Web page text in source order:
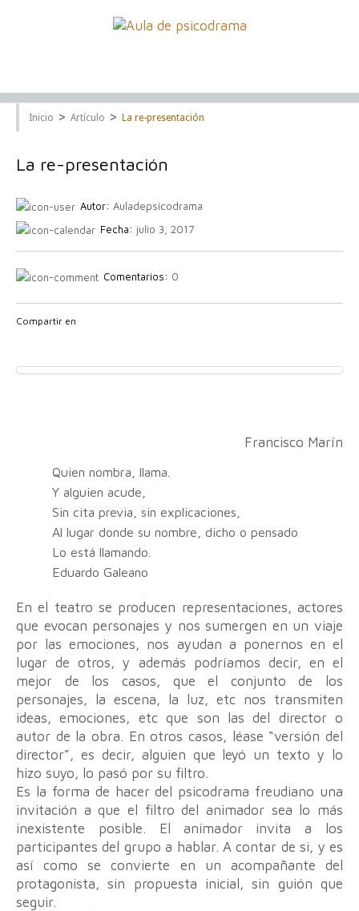
Inicio > Artículo > La re-presentación
La re-presentación
Autor: Auladepsicodrama
Fecha: julio 3, 2017
Comentarios: 0
Compartir en
Francisco Marín
Quien nombra, llama.
Y alguien acude,
Sin cita previa, sin explicaciones,
Al lugar donde su nombre, dicho o pensado
Lo está llamando.
Eduardo Galeano
En el teatro se producen representaciones, actores
que evocan personajes y nos sumergen en un viaje
por las emociones, nos ayudan a ponernos en el
lugar de otros, y además podríamos decir, en el
mejor de los casos, que el conjunto de los
personajes, la escena, la luz, etc nos transmiten
ideas, emociones, etc que son las del director o
autor de la obra. En otros casos, léase “versión del
director”, es decir, alguien que leyó un texto y lo
hizo suyo, lo pasó por su filtro.
Es la forma de hacer del psicodrama freudiano una
invitación a que el filtro del animador sea lo más
inexistente posible. El animador invita a los
participantes del grupo a hablar. A contar de si, y es
así como se convierte en un acompañante del
protagonista, sin propuesta inicial, sin guión que
seguir.